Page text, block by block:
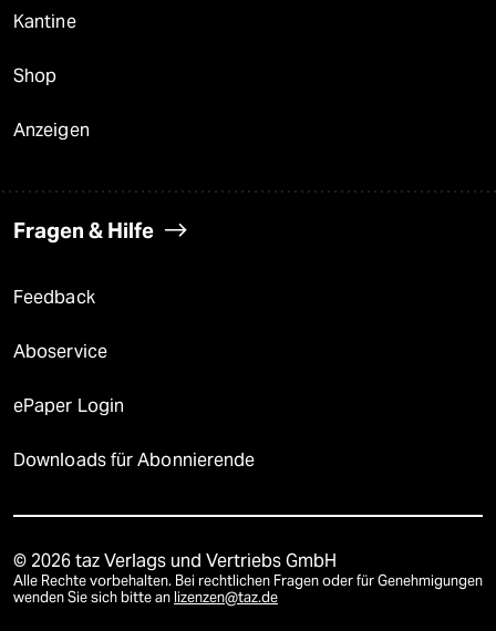
Kantine
Shop
Anzeigen
Fragen & Hilfe
Feedback
Aboservice
ePaper Login
Downloads für Abonnierende
© 2026 taz Verlags und Vertriebs GmbH
Alle Rechte vorbehalten. Bei rechtlichen Fragen oder für Genehmigungen
wenden Sie sich bitte an lizenzen@taz.de